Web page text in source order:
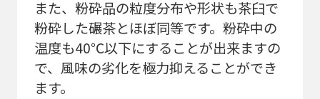
また、粉砕品の粒度分布や形状も茶臼で
粉砕した碾茶とほぼ同等です。粉砕中の
温度も40℃以下にすることが出来ますの
で、風味の劣化を極力抑えることができ
ます。